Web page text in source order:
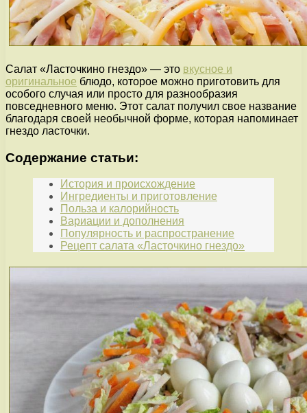
Салат «Ласточкино гнездо» — это вкусное и
оригинальное блюдо, которое можно приготовить для
особого случая или просто для разнообразия
повседневного меню. Этот салат получил свое название
благодаря своей необычной форме, которая напоминает
гнездо ласточки.
Содержание статьи:
История и происхождение
Ингредиенты и приготовление
Польза и калорийность
Вариации и дополнения
Популярность и распространение
Рецепт салата «Ласточкино гнездо»